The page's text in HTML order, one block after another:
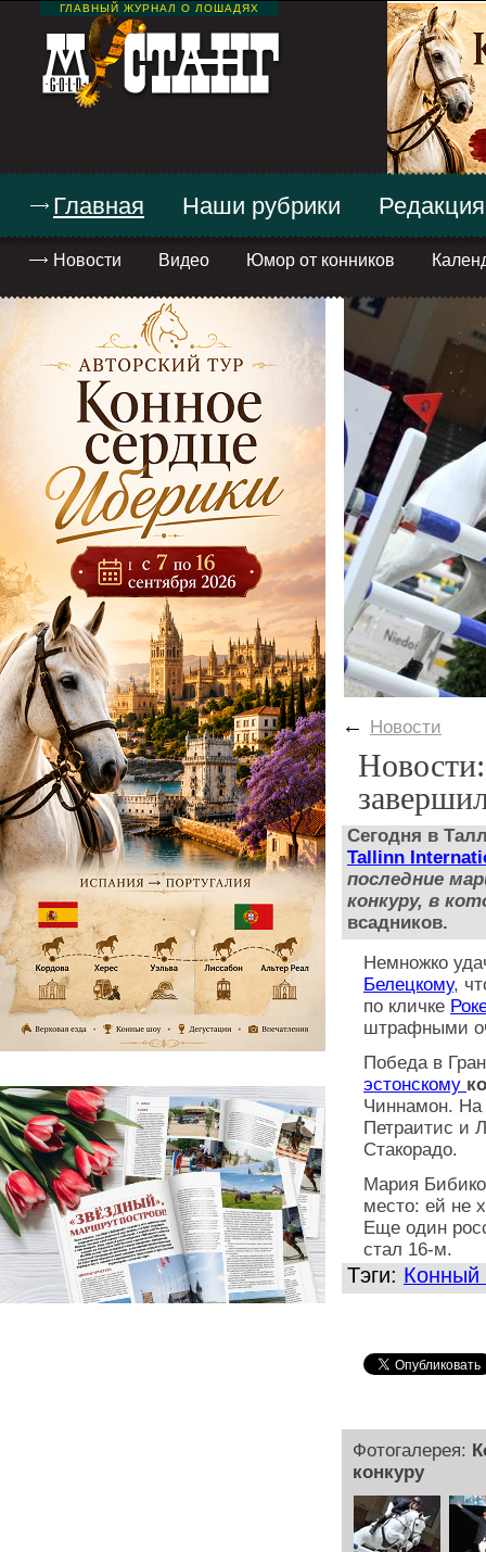
ГЛАВНЫЙ ЖУРНАЛ О ЛОШАДЯХ
Главная
Новости Видео Юмор от конников
Наши рубрики Редакция
← Новости
Сегодня в
Tallinn
последние
конкуру, в
всадников.
Немножко
Белецкому,
по кличке
штрафными
Победа в
эстонскому
Чиннамон. На
Петраитис и
Стакорадо.
Мария
место: ей не
Еще один
стал 16-м.
Тэги: Конный
Фотогалерея:
конкуру